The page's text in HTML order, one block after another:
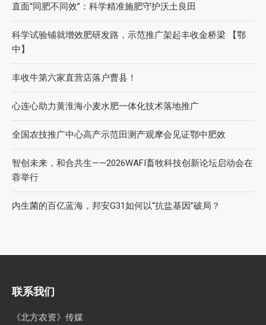
直面“同肥不同效”：科学精准施肥守护沃土良田
科学试验铺就增效肥研发路，示范推广架起丰收金桥梁 【鄂
中】
丰收牛第六家直营店落户曹县！
心连心助力黄淮海小麦水肥一体化技术落地推广
全国农技推广中心高产示范田测产观摩会见证鄂中肥效
智创未来，和合共生——2026WAFI畜牧科技创新论坛启动会在
蓉举行
内生菌的百亿蓝海，邦安G31如何以“抗盐基因”破局？
联系我们
《北方农资》传媒